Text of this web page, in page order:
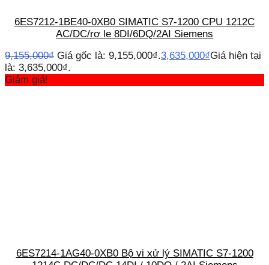
6ES7212-1BE40-0XB0 SIMATIC S7-1200 CPU 1212C
AC/DC/rơ le 8DI/6DQ/2AI Siemens
9,155,000₫ Giá gốc là: 9,155,000₫.3,635,000₫Giá hiện tại
là: 3,635,000₫.
Giảm giá!
6ES7214-1AG40-0XB0 Bộ vi xử lý SIMATIC S7-1200